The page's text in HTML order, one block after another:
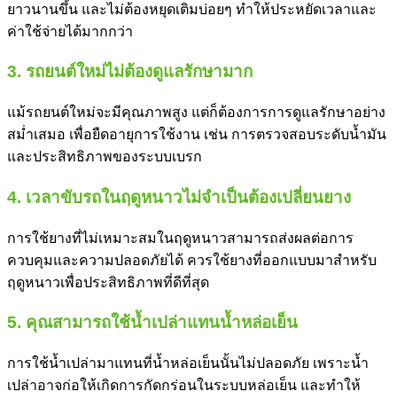
ยาวนานขึ้น และไม่ต้องหยุดเติมบ่อยๆ ทำให้ประหยัดเวลาและ
ค่าใช้จ่ายได้มากกว่า
3. รถยนต์ใหม่ไม่ต้องดูแลรักษามาก
แม้รถยนต์ใหม่จะมีคุณภาพสูง แต่ก็ต้องการการดูแลรักษาอย่าง
สม่ำเสมอ เพื่อยืดอายุการใช้งาน เช่น การตรวจสอบระดับน้ำมัน
และประสิทธิภาพของระบบเบรก
4. เวลาขับรถในฤดูหนาวไม่จำเป็นต้องเปลี่ยนยาง
การใช้ยางที่ไม่เหมาะสมในฤดูหนาวสามารถส่งผลต่อการ
ควบคุมและความปลอดภัยได้ ควรใช้ยางที่ออกแบบมาสำหรับ
ฤดูหนาวเพื่อประสิทธิภาพที่ดีที่สุด
5. คุณสามารถใช้น้ำเปล่าแทนน้ำหล่อเย็น
การใช้น้ำเปล่ามาแทนที่น้ำหล่อเย็นนั้นไม่ปลอดภัย เพราะน้ำ
เปล่าอาจก่อให้เกิดการกัดกร่อนในระบบหล่อเย็น และทำให้